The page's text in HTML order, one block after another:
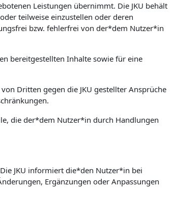
Leistungen übernimmt. Die JKU behält
teilweise einzustellen oder deren
bzw. fehlerfrei von der*dem Nutzer*in
bereitgestellten Inhalte sowie für eine
Dritten gegen die JKU gestellter Ansprüche
die der*dem Nutzer*in durch Handlungen
JKU informiert die*den Nutzer*in bei
Ergänzungen oder Anpassungen